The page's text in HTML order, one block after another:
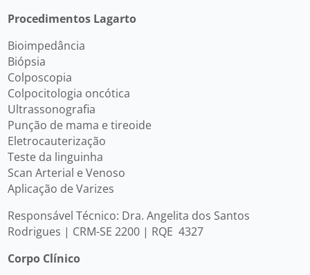
Procedimentos Lagarto
Bioimpedância
Biópsia
Colposcopia
Colpocitologia oncótica
Ultrassonografia
Punção de mama e tireoide
Eletrocauterização
Teste da linguinha
Scan Arterial e Venoso
Aplicação de Varizes
Responsável Técnico: Dra. Angelita dos Santos
Rodrigues | CRM-SE 2200 | RQE 4327
Corpo Clínico